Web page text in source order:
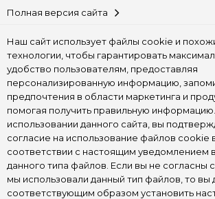
Полная версия сайта
Наш сайт использует файлы cookie и
технологии, чтобы гарантировать
удобство пользователям, предоставляя
персонализированную информацию,
предпочтения в области маркетинга и
помогая получить правильную
использовании данного сайта, вы
согласие на использование файлов cookie
соответствии с настоящим уведомлением
данного типа файлов. Если вы не согласны
мы использовали данный тип файлов, то вы
соответствующим образом установить